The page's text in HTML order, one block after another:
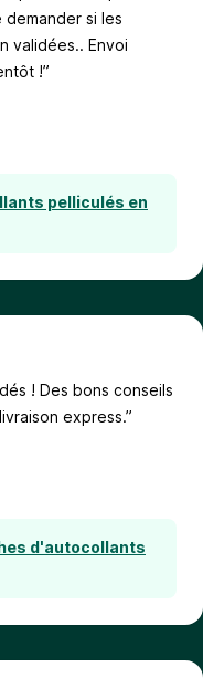
si les
validées.. Envoi
!”
pelliculés en
! Des bons conseils
express.”
d'autocollants